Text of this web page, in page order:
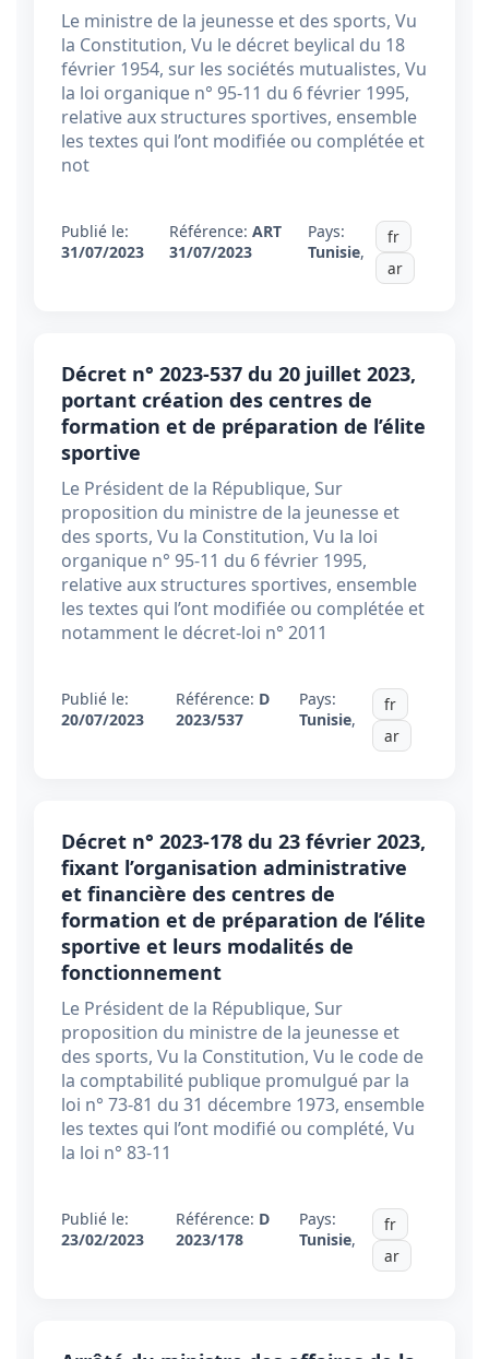
Le ministre de la jeunesse et des sports, Vu
la Constitution, Vu le décret beylical du 18
février 1954, sur les sociétés mutualistes, Vu
la loi organique n° 95-11 du 6 février 1995,
relative aux structures sportives, ensemble
les textes qui l’ont modifiée ou complétée et
not
Publié le:
31/07/2023
Référence: ART
31/07/2023
Pays:
Tunisie,
fr
ar
Décret n° 2023-537 du 20 juillet 2023,
portant création des centres de
formation et de préparation de l’élite
sportive
Le Président de la République, Sur
proposition du ministre de la jeunesse et
des sports, Vu la Constitution, Vu la loi
organique n° 95-11 du 6 février 1995,
relative aux structures sportives, ensemble
les textes qui l’ont modifiée ou complétée et
notamment le décret-loi n° 2011
Publié le:
20/07/2023
Référence: D
2023/537
Pays:
Tunisie,
fr
ar
Décret n° 2023-178 du 23 février 2023,
fixant l’organisation administrative
et financière des centres de
formation et de préparation de l’élite
sportive et leurs modalités de
fonctionnement
Le Président de la République, Sur
proposition du ministre de la jeunesse et
des sports, Vu la Constitution, Vu le code de
la comptabilité publique promulgué par la
loi n° 73-81 du 31 décembre 1973, ensemble
les textes qui l’ont modifié ou complété, Vu
la loi n° 83-11
Publié le:
23/02/2023
Référence: D
2023/178
Pays:
Tunisie,
fr
ar